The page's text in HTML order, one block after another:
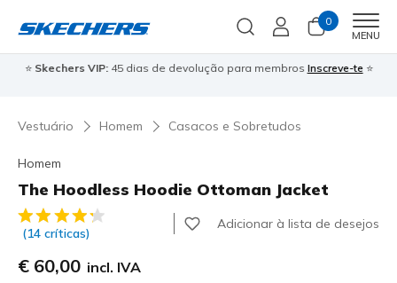
0
MENU
⭐ Skechers VIP:45 dias de devolução para membros Inscreve-te⭐
Vestuário Homem Casacos e Sobretudos
Homem
The Hoodless Hoodie Ottoman Jacket
5 de 5 – Classificação do cliente
(14 críticas)
Adicionar à lista de desejos
€ 60,00 incl. IVA